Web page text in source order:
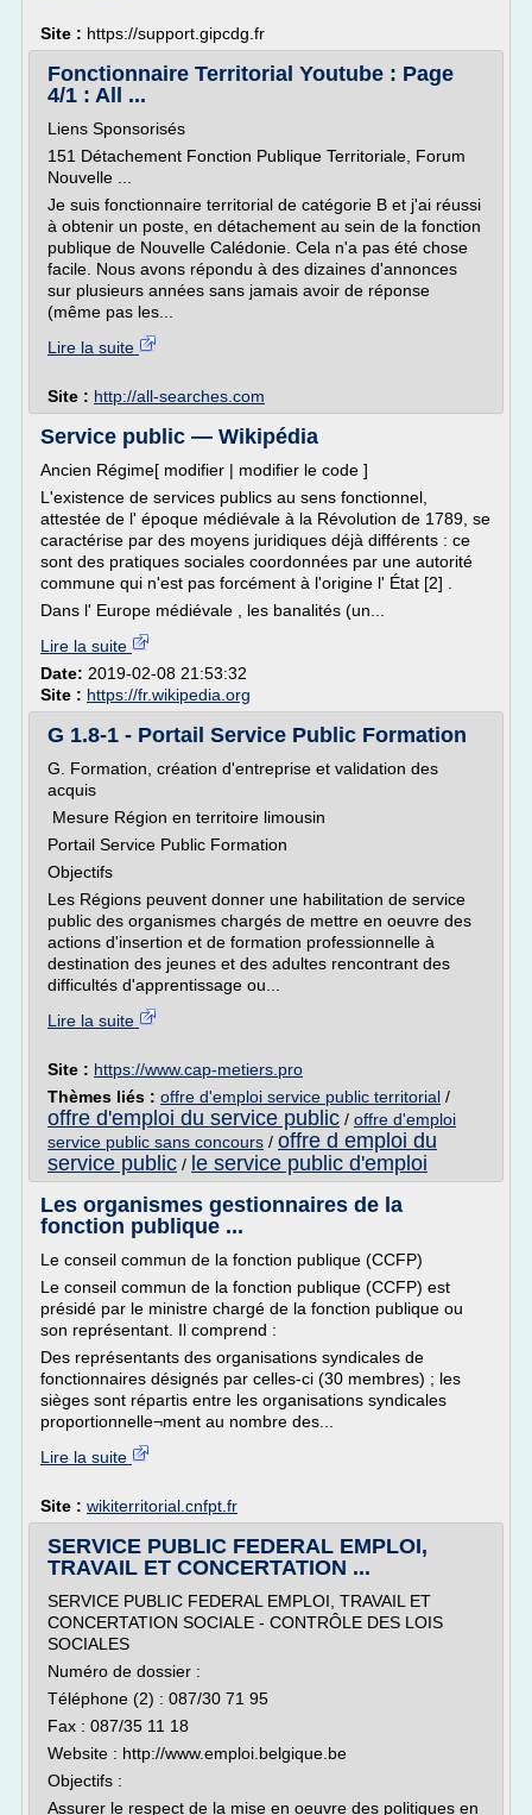
Site : https://support.gipcdg.fr
Fonctionnaire Territorial Youtube : Page
4/1 : All ...
Liens Sponsorisés
151 Détachement Fonction Publique Territoriale, Forum
Nouvelle ...
Je suis fonctionnaire territorial de catégorie B et j'ai réussi
à obtenir un poste, en détachement au sein de la fonction
publique de Nouvelle Calédonie. Cela n'a pas été chose
facile. Nous avons répondu à des dizaines d'annonces
sur plusieurs années sans jamais avoir de réponse
(même pas les...
Lire la suite
Site : http://all-searches.com
Service public — Wikipédia
Ancien Régime[ modifier | modifier le code ]
L'existence de services publics au sens fonctionnel,
attestée de l' époque médiévale à la Révolution de 1789, se
caractérise par des moyens juridiques déjà différents : ce
sont des pratiques sociales coordonnées par une autorité
commune qui n'est pas forcément à l'origine l' État [2] .
Dans l' Europe médiévale , les banalités (un...
Lire la suite
Date: 2019-02-08 21:53:32
Site : https://fr.wikipedia.org
G 1.8-1 - Portail Service Public Formation
G. Formation, création d'entreprise et validation des
acquis
Mesure Région en territoire limousin
Portail Service Public Formation
Objectifs
Les Régions peuvent donner une habilitation de service
public des organismes chargés de mettre en oeuvre des
actions d'insertion et de formation professionnelle à
destination des jeunes et des adultes rencontrant des
difficultés d'apprentissage ou...
Lire la suite
Site : https://www.cap-metiers.pro
Thèmes liés : offre d'emploi service public territorial /
offre d'emploi du service public / offre d'emploi
service public sans concours / offre d emploi du
service public / le service public d'emploi
Les organismes gestionnaires de la
fonction publique ...
Le conseil commun de la fonction publique (CCFP)
Le conseil commun de la fonction publique (CCFP) est
présidé par le ministre chargé de la fonction publique ou
son représentant. Il comprend :
Des représentants des organisations syndicales de
fonctionnaires désignés par celles-ci (30 membres) ; les
sièges sont répartis entre les organisations syndicales
proportionnelle¬ment au nombre des...
Lire la suite
Site : wikiterritorial.cnfpt.fr
SERVICE PUBLIC FEDERAL EMPLOI,
TRAVAIL ET CONCERTATION ...
SERVICE PUBLIC FEDERAL EMPLOI, TRAVAIL ET
CONCERTATION SOCIALE - CONTRÔLE DES LOIS
SOCIALES
Numéro de dossier :
Téléphone (2) : 087/30 71 95
Fax : 087/35 11 18
Website : http://www.emploi.belgique.be
Objectifs :
Assurer le respect de la mise en oeuvre des politiques en